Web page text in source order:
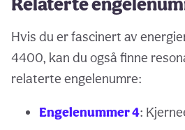
Hvis du er fascinert av
4400, kan du også finne
relaterte engelenumre:
Engelenummer 4: